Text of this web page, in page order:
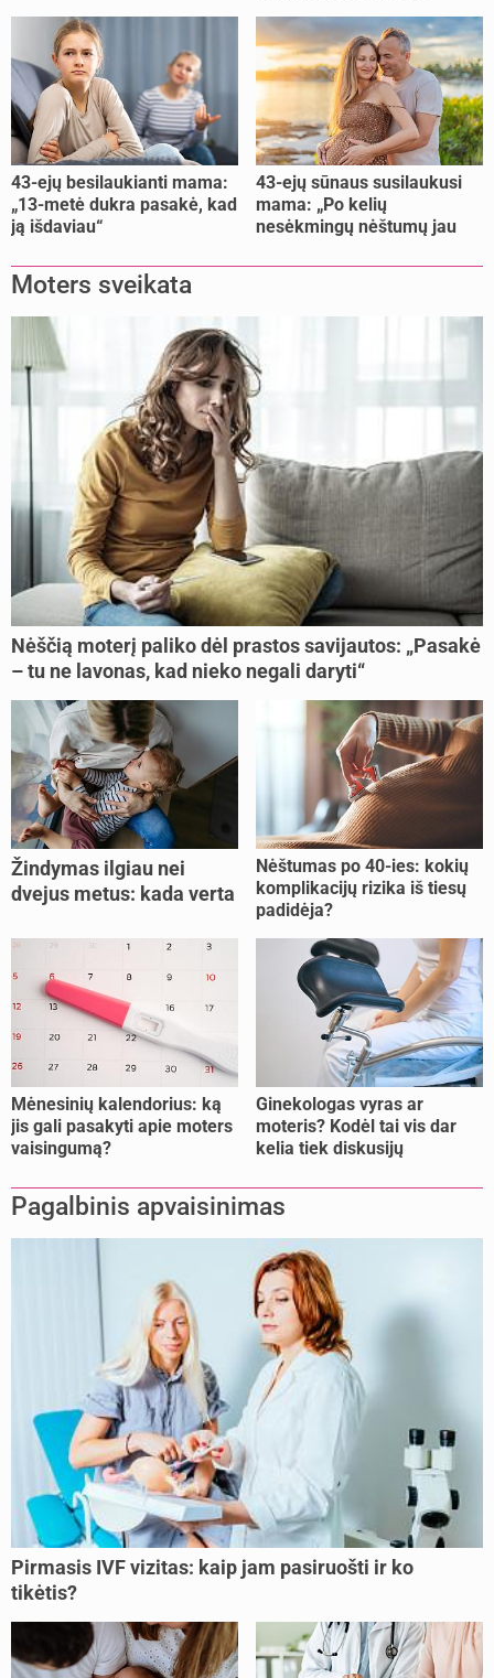
lengviau“
43-ejų besilaukianti mama:
„13-metė dukra pasakė, kad
ją išdaviau“
43-ejų sūnaus susilaukusi
mama: „Po kelių
nesėkmingų nėštumų jau
Moters sveikata
Nėščią moterį paliko dėl prastos savijautos: „Pasakė
– tu ne lavonas, kad nieko negali daryti“
Žindymas ilgiau nei
dvejus metus: kada verta
nujunkyti?
Nėštumas po 40-ies: kokių
komplikacijų rizika iš tiesų
padidėja?
Mėnesinių kalendorius: ką
jis gali pasakyti apie moters
vaisingumą?
Ginekologas vyras ar
moteris? Kodėl tai vis dar
kelia tiek diskusijų
Pagalbinis apvaisinimas
Pirmasis IVF vizitas: kaip jam pasiruošti ir ko
tikėtis?